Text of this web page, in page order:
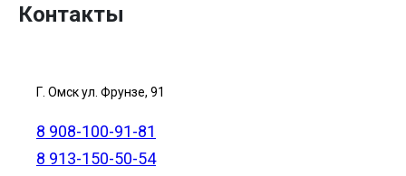
Контакты
Г. Омск ул. Фрунзе, 91
8 908-100-91-81
8 913-150-50-54